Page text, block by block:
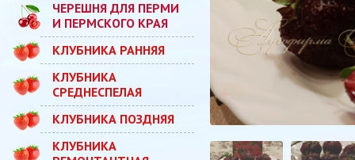
ЧЕРЕШНЯ ДЛЯ ПЕРМИ
И ПЕРМСКОГО КРАЯ
КЛУБНИКА РАННЯЯ
КЛУБНИКА
СРЕДНЕСПЕЛАЯ
КЛУБНИКА ПОЗДНЯЯ
КЛУБНИКА